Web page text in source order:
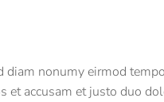
nonumy eirmod
accusam et justo duo